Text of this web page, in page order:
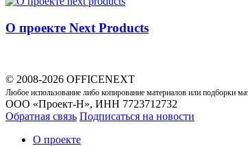
О проекте Next Products
© 2008-2026 OFFICENEXT
Любое использование либо копирование материалов или подборки
ООО «Проект-Н», ИНН 7723712732
Обратная связь Подписаться на новости
О проекте